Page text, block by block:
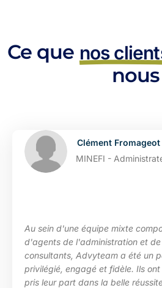
Ce que nos
nous
Clément Fromageot
MINEFI - Administrateur des
sein d'une équipe mixte composée
de l'administration et de
Advyteam a été un
engagé et fidèle. Ils ont
leur part dans la belle réussite du